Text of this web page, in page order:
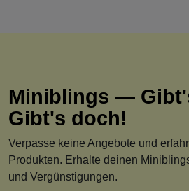
Miniblings —
Gibt's doch!
Verpasse keine Angebote und
Produkten. Erhalte deinen
und Vergünstigungen.